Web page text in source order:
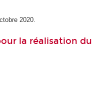
2020.
la réalisation du